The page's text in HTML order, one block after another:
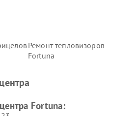
Ремонт тепловизоров
Fortuna
Fortuna: